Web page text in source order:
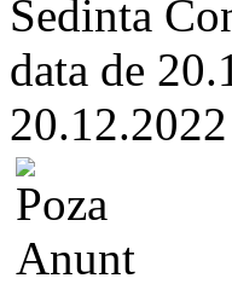
Sedinta
data de